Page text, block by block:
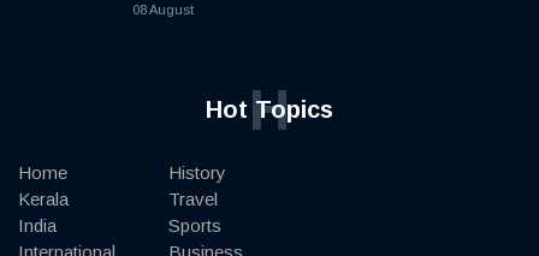
08 August
Hot Topics
H
Home
Kerala
India
International
History
Travel
Sports
Business